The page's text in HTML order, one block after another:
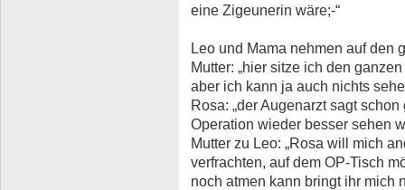
eine Zigeunerin wäre;-“
Leo und Mama nehmen auf den
Mutter: „hier sitze ich den
aber ich kann ja auch nichts
Rosa: „der Augenarzt sagt
Operation wieder besser sehen
Mutter zu Leo: „Rosa will mich
verfrachten, auf dem OP-Tisch
noch atmen kann bringt ihr mich